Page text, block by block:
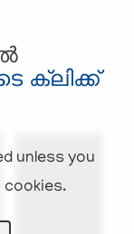
ക്ലിക്ക്
unless you